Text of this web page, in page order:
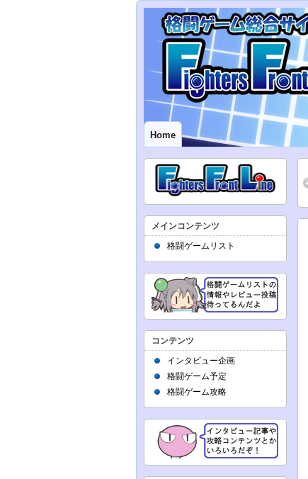
Home
メインコンテンツ
格闘ゲームリスト
コンテンツ
インタビュー企画
格闘ゲーム予定
格闘ゲーム攻略